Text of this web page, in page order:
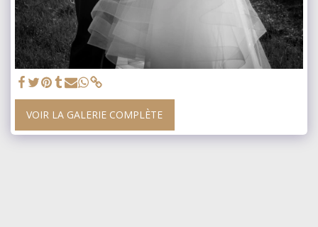
VOIR LA GALERIE COMPLÈTE